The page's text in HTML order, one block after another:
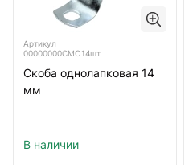
Артикул
00000000СМО14шт
Скоба однолапковая 14
мм
В наличии